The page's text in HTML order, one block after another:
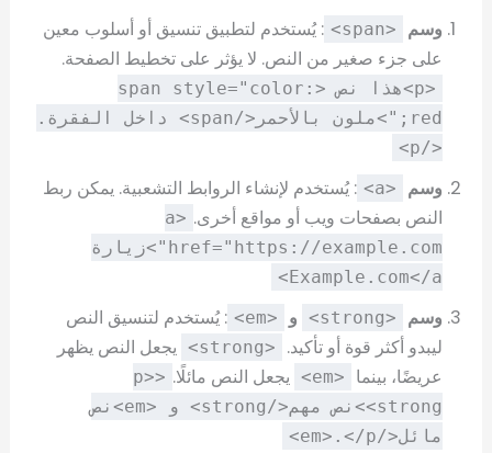
وسم <span>
: يُستخدم لتطبيق تنسيق أو أسلوب معين
على جزء صغير من النص. لا يؤثر على تخطيط الصفحة.
<p>هذا نص <span style="color:
red;">ملون بالأحمر</span> داخل الفقرة.
</p>
وسم <a>
: يُستخدم لإنشاء الروابط التشعبية. يمكن ربط
النص بصفحات ويب أو مواقع أخرى.
<a
href="https://example.com">زيارة
Example.com</a>
وسم <strong> و <em>
: يُستخدم لتنسيق النص
ليبدو أكثر قوة أو تأكيد.
<strong>
يجعل النص يظهر
عريضًا، بينما
<em> يجعل النص مائلًا.
<p>
<strong>نص مهم</strong> و <em>نص
مائل</em>.</p>